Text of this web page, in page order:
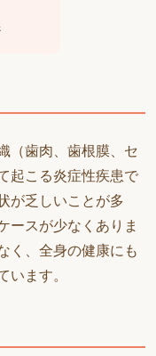
（歯肉、歯根膜、セ
起こる炎症性疾患で
が乏しいことが多
ースが少なくありま
く、全身の健康にも
います。